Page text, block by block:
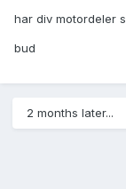
har div motordeler
bud
2 months later...